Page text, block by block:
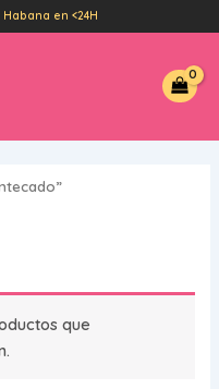
en <24H
que